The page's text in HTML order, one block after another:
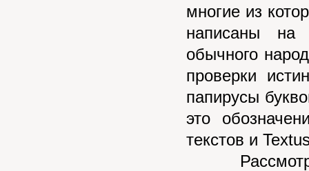
многие из
написаны на
обычного
проверки
папирусы
это
текстов и